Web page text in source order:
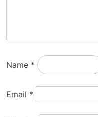
Name *
Email *